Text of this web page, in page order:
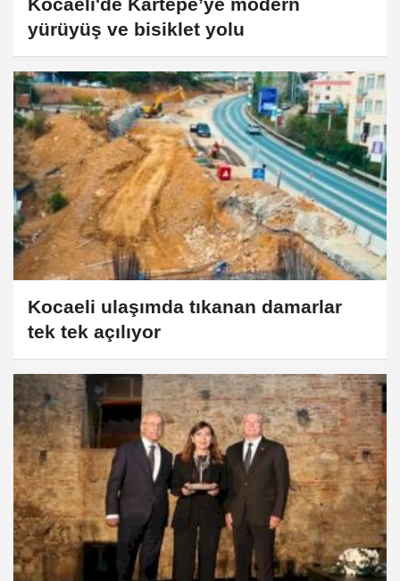
yürüyüş ve bisiklet yolu
Kocaeli ulaşımda tıkanan damarlar
tek tek açılıyor